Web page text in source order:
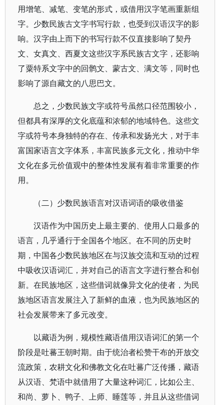
用增笔、减笔、变笔的形式，或借用汉字笔画重新组
字。少数民族古文字书写行款，也受到汉语汉字的影
响。汉字由上而下的书写行款不仅直接影响了契丹
文、女真文、西夏文这些汉字系民族古文字，还影响
了粟特系文字中的回鹘文、蒙古文、满文等，同时也
影响了源自藏文的八思巴文。
总之，少数民族文字或符号虽然口径范围较小，
但都具有深厚的文化底蕴和浓郁的地域特色。这些文
字或符号本身独特的存在、传承和发扬光大，对于丰
富国家语言文字体系，丰富民族多元文化，推动中华
文化在多元价值观中的整体性发展有着非常重要的作
用。
（二）少数民族语言对汉语词语的吸收借鉴
汉语作为中国历史上最主要的、使用人口最多的
语言，几乎通行于全国各个地区。在不同的历史时
期，中国各少数民族地区在与汉族交流和互动的过程
中吸收汉语词汇，并对自己的语言文字进行整合和创
新。在民族地区，这些借词就像异文化的使者，为民
族地区语言发展注入了新鲜的血液，也为民族地区的
社会发展带来了多元改变。
以藏语为例，规模性藏语借用汉语词汇的第一个
阶段是吐蕃王朝时期。由于统治者松赞干布的开放交
流政策，农耕文化和佛教文化在吐蕃广泛传播，藏语
从汉语、梵语中就借用了大量这种词汇，比如公主、
和尚、萝卜、鸭子、上师、睡莲等，并且从这些借词